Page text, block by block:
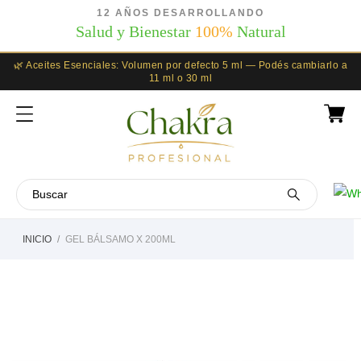
12 AÑOS DESARROLLANDO
Salud y Bienestar 100% Natural
🌿 Aceites Esenciales: Volumen por defecto 5 ml — Podés cambiarlo a
11 ml o 30 ml
INICIO GEL BÁLSAMO X 200ML